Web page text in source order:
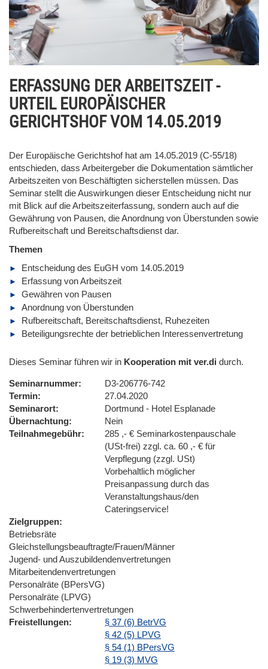
ERFASSUNG DER ARBEITSZEIT -
URTEIL EUROPÄISCHER
GERICHTSHOF VOM 14.05.2019
Der Europäische Gerichtshof hat am 14.05.2019 (C-55/18)
entschieden, dass Arbeitergeber die Dokumentation sämtlicher
Arbeitszeiten von Beschäftigten sicherstellen müssen. Das
Seminar stellt die Auswirkungen dieser Entscheidung nicht nur
mit Blick auf die Arbeitszeiterfassung, sondern auch auf die
Gewährung von Pausen, die Anordnung von Überstunden sowie
Rufbereitschaft und Bereitschaftsdienst dar.
Themen
Entscheidung des EuGH vom 14.05.2019
Erfassung von Arbeitszeit
Gewähren von Pausen
Anordnung von Überstunden
Rufbereitschaft, Bereitschaftsdienst, Ruhezeiten
Beteiligungsrechte der betrieblichen Interessenvertretung
Dieses Seminar führen wir in Kooperation mit ver.di durch.
Seminarnummer
D3-206776-742
Termin
27.04.2020
Seminarort
Dortmund - Hotel Esplanade
Übernachtung
Nein
Teilnahmegebühr
285 ,- € Seminarkostenpauschale
(USt-frei) zzgl. ca. 60 ,- € für
Verpflegung (zzgl. USt)
Vorbehaltlich möglicher
Preisanpassung durch das
Veranstaltungshaus/den
Cateringservice!
Zielgruppen
Betriebsräte
Gleichstellungsbeauftragte/Frauen/Männer
Jugend- und Auszubildendenvertretungen
Mitarbeitendenvertretungen
Personalräte (BPersVG)
Personalräte (LPVG)
Schwerbehindertenvertretungen
Freistellungen
§ 37 (6) BetrVG
§ 42 (5) LPVG
§ 54 (1) BPersVG
§ 19 (3) MVG